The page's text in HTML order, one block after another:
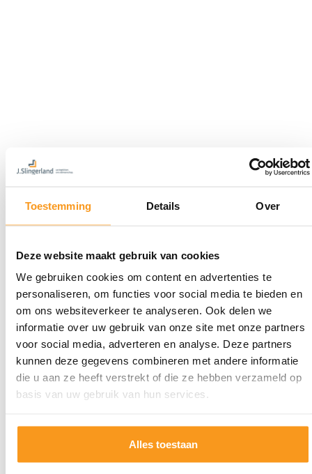
Toestemming Details Over
Deze website maakt gebruik van cookies
We gebruiken cookies om content en advertenties te
personaliseren, om functies voor social media te bieden en
om ons websiteverkeer te analyseren. Ook delen we
informatie over uw gebruik van onze site met onze partners
voor social media, adverteren en analyse. Deze partners
kunnen deze gegevens combineren met andere informatie
die u aan ze heeft verstrekt of die ze hebben verzameld op
basis van uw gebruik van hun services.
Alles toestaan